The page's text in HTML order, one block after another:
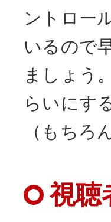
ントロー
いるので
ましょう
らいにす
（もちろ
視聴